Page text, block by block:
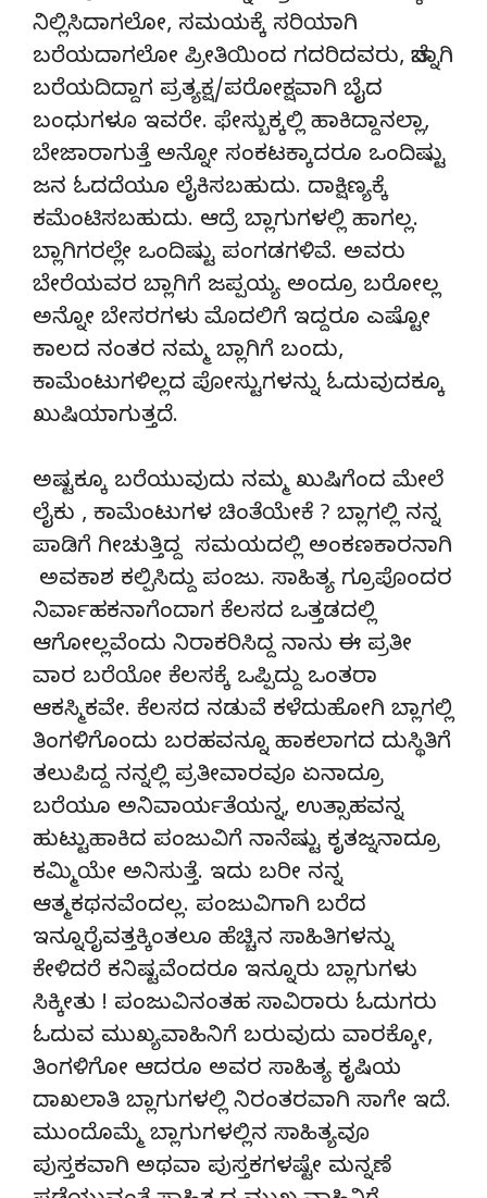
ನಿಲ್ಲಿಸಿದಾಗಲೋ, ಸಮಯಕ್ಕೆ ಸರಿಯಾಗಿ
ಬರೆಯದಾಗಲೋ ಪ್ರೀತಿಯಿಂದ ಗದರಿದವರು, ಚೆನ್ನಾಗಿ
ಬರೆಯದಿದ್ದಾಗ ಪ್ರತ್ಯಕ್ಷ/ಪರೋಕ್ಷವಾಗಿ ಬೈದ
ಬಂಧುಗಳೂ ಇವರೇ. ಫೇಸ್ಬುಕ್ಕಲ್ಲಿ ಹಾಕಿದ್ದಾನಲ್ಲಾ,
ಬೇಜಾರಾಗುತ್ತೆ ಅನ್ನೋ ಸಂಕಟಕ್ಕಾದರೂ ಒಂದಿಷ್ಟು
ಜನ ಓದದೆಯೂ ಲೈಕಿಸಬಹುದು. ದಾಕ್ಷಿಣ್ಯಕ್ಕೆ
ಕಮೆಂಟಿಸಬಹುದು. ಆದ್ರೆ ಬ್ಲಾಗುಗಳಲ್ಲಿ ಹಾಗಲ್ಲ.
ಬ್ಲಾಗಿಗರಲ್ಲೇ ಒಂದಿಷ್ಟು ಪಂಗಡಗಳಿವೆ. ಅವರು
ಬೇರೆಯವರ ಬ್ಲಾಗಿಗೆ ಜಪ್ಪಯ್ಯ ಅಂದ್ರೂ ಬರೋಲ್ಲ
ಅನ್ನೋ ಬೇಸರಗಳು ಮೊದಲಿಗೆ ಇದ್ದರೂ ಎಷ್ಟೋ
ಕಾಲದ ನಂತರ ನಮ್ಮ ಬ್ಲಾಗಿಗೆ ಬಂದು,
ಕಾಮೆಂಟುಗಳಿಲ್ಲದ ಪೋಸ್ಟುಗಳನ್ನು ಓದುವುದಕ್ಕೂ
ಖುಷಿಯಾಗುತ್ತದೆ.
ಅಷ್ಟಕ್ಕೂ ಬರೆಯುವುದು ನಮ್ಮ ಖುಷಿಗೆಂದ ಮೇಲೆ
ಲೈಕು , ಕಾಮೆಂಟುಗಳ ಚಿಂತೆಯೇಕೆ ? ಬ್ಲಾಗಲ್ಲಿ ನನ್ನ
ಪಾಡಿಗೆ ಗೀಚುತ್ತಿದ್ದ ಸಮಯದಲ್ಲಿ ಅಂಕಣಕಾರನಾಗಿ
ಅವಕಾಶ ಕಲ್ಪಿಸಿದ್ದು ಪಂಜು. ಸಾಹಿತ್ಯ ಗ್ರೂಪೊಂದರ
ನಿರ್ವಾಹಕನಾಗೆಂದಾಗ ಕೆಲಸದ ಒತ್ತಡದಲ್ಲಿ
ಆಗೋಲ್ಲವೆಂದು ನಿರಾಕರಿಸಿದ್ದ ನಾನು ಈ ಪ್ರತೀ
ವಾರ ಬರೆಯೋ ಕೆಲಸಕ್ಕೆ ಒಪ್ಪಿದ್ದು ಒಂತರಾ
ಆಕಸ್ಮಿಕವೇ. ಕೆಲಸದ ನಡುವೆ ಕಳೆದುಹೋಗಿ ಬ್ಲಾಗಲ್ಲಿ
ತಿಂಗಳಿಗೊಂದು ಬರಹವನ್ನೂ ಹಾಕಲಾಗದ ದುಸ್ಥಿತಿಗೆ
ತಲುಪಿದ್ದ ನನ್ನಲ್ಲಿ ಪ್ರತೀವಾರವೂ ಏನಾದ್ರೂ
ಬರೆಯೂ ಅನಿವಾರ್ಯತೆಯನ್ನ, ಉತ್ಸಾಹವನ್ನ
ಹುಟ್ಟುಹಾಕಿದ ಪಂಜುವಿಗೆ ನಾನೆಷ್ಟು ಕೃತಜ್ನನಾದ್ರೂ
ಕಮ್ಮಿಯೇ ಅನಿಸುತ್ತೆ. ಇದು ಬರೀ ನನ್ನ
ಆತ್ಮಕಥನವೆಂದಲ್ಲ. ಪಂಜುವಿಗಾಗಿ ಬರೆದ
ಇನ್ನೂರೈವತ್ತಕ್ಕಿಂತಲೂ ಹೆಚ್ಚಿನ ಸಾಹಿತಿಗಳನ್ನು
ಕೇಳಿದರೆ ಕನಿಷ್ಟವೆಂದರೂ ಇನ್ನೂರು ಬ್ಲಾಗುಗಳು
ಸಿಕ್ಕೀತು ! ಪಂಜುವಿನಂತಹ ಸಾವಿರಾರು ಓದುಗರು
ಓದುವ ಮುಖ್ಯವಾಹಿನಿಗೆ ಬರುವುದು ವಾರಕ್ಕೋ,
ತಿಂಗಳಿಗೋ ಆದರೂ ಅವರ ಸಾಹಿತ್ಯ ಕೃಷಿಯ
ದಾಖಲಾತಿ ಬ್ಲಾಗುಗಳಲ್ಲಿ ನಿರಂತರವಾಗಿ ಸಾಗೇ ಇದೆ.
ಮುಂದೊಮ್ಮೆ ಬ್ಲಾಗುಗಳಲ್ಲಿನ ಸಾಹಿತ್ಯವೂ
ಪುಸ್ತಕವಾಗಿ ಅಥವಾ ಪುಸ್ತಕಗಳಷ್ಟೇ ಮನ್ನಣೆ